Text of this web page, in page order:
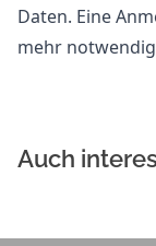
Daten. Eine
mehr
Auch